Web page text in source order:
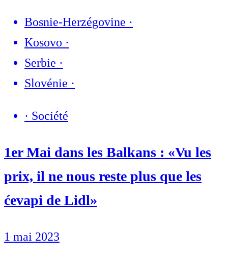
Bosnie-Herzégovine ·
Kosovo ·
Serbie ·
Slovénie ·
· Société
1er Mai dans les Balkans : «Vu les
prix, il ne nous reste plus que les
ćevapi de Lidl»
1 mai 2023